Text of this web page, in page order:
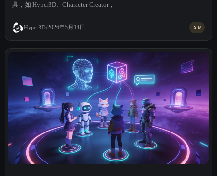
具，如 Hyper3D、Character Creator，
Hyper3D 2026年5月14日 XR